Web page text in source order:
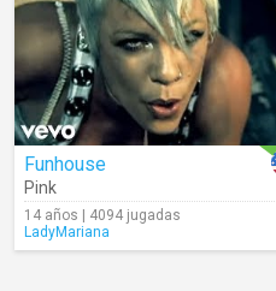
Funhouse
Pink
14 años | 4094 jugadas
LadyMariana